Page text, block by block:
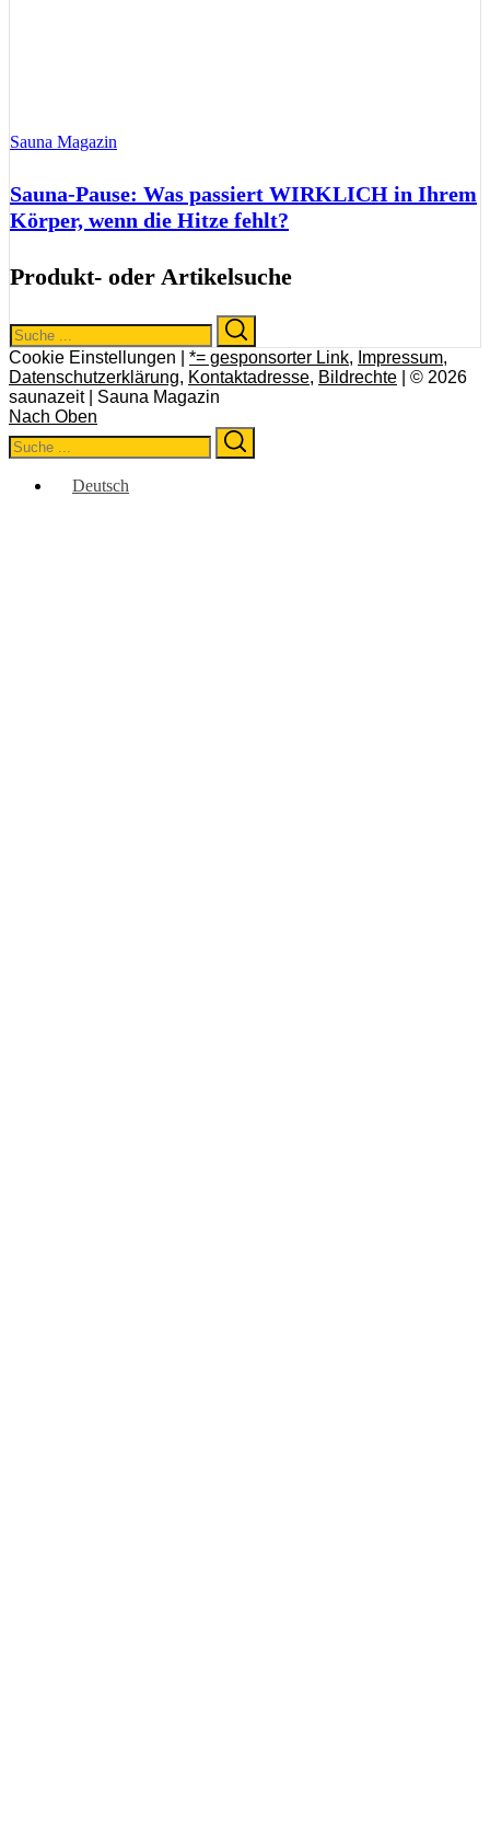
Sauna Magazin
Sauna-Pause: Was passiert WIRKLICH in Ihrem
Körper, wenn die Hitze fehlt?
Produkt- oder Artikelsuche
Search
for:
Cookie Einstellungen | *= gesponsorter Link, Impressum,
Datenschutzerklärung, Kontaktadresse, Bildrechte | © 2026
saunazeit | Sauna Magazin
Nach Oben
Search
for:
Deutsch